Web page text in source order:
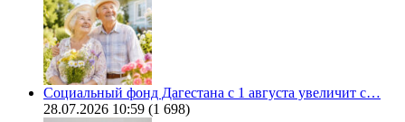
Социальный фонд Дагестана с 1 августа увеличит с…
28.07.2026 10:59 (1 698)